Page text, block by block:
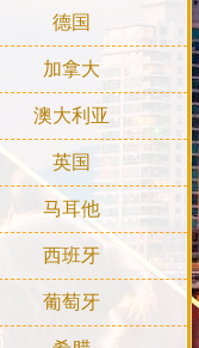
德国
加拿大
澳大利亚
英国
马耳他
西班牙
葡萄牙